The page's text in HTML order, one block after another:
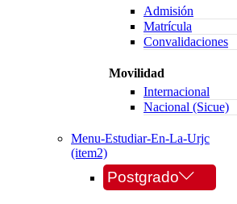
Admisión
Matrícula
Convalidaciones
Movilidad
Internacional
Nacional (Sicue)
Menu-Estudiar-En-La-Urjc
(item2)
Postgrado